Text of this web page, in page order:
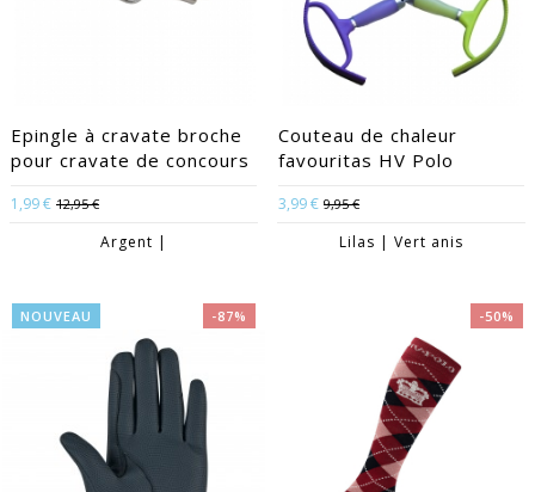
Epingle à cravate broche
pour cravate de concours
1,99 € 12,95 €
Argent |
Couteau de chaleur
favouritas HV Polo
3,99 € 9,95 €
Lilas | Vert anis
NOUVEAU -87% -50%